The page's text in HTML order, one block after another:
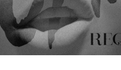
啟
第
1
張
圖